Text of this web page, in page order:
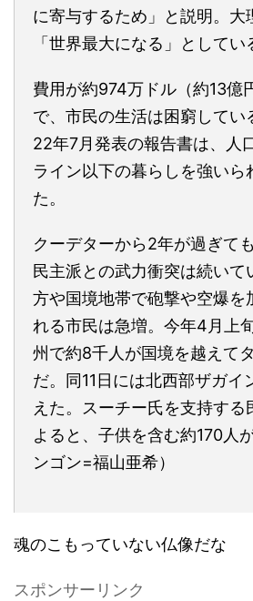
に寄与するため」と説明。大
「世界最大になる」としてい
費用が約974万ドル（約13億
で、市民の生活は困窮してい
22年7月発表の報告書は、人
ライン以下の暮らしを強いら
た。
クーデターから2年が過ぎて
民主派との武力衝突は続いて
方や国境地帯で砲撃や空爆を
れる市民は急増。今年4月上
州で約8千人が国境を越えて
だ。同11日には北西部ザガイ
えた。スーチー氏を支持する
よると、子供を含む約170人
ンゴン=福山亜希）
魂のこもっていない仏像だな
スポンサーリンク